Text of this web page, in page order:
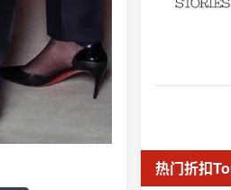
热门折扣